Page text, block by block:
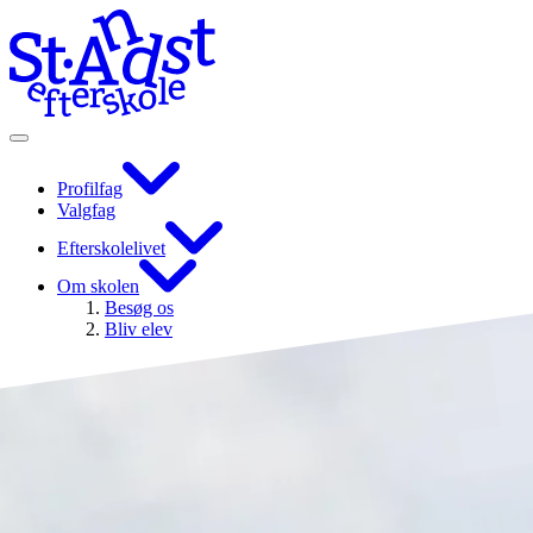
Profilfag
Valgfag
Efterskolelivet
Om skolen
Besøg os
Bliv elev